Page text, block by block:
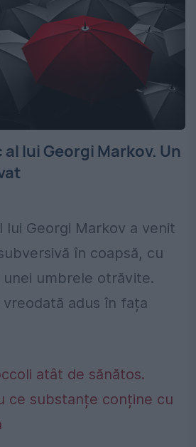
lui Georgi Markov. Un
lui Georgi Markov a venit
în coapsă, cu
umbrele otrăvite.
adus în fața